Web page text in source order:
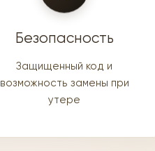
Безопасность
Защищенный код и
возможность замены при
утере